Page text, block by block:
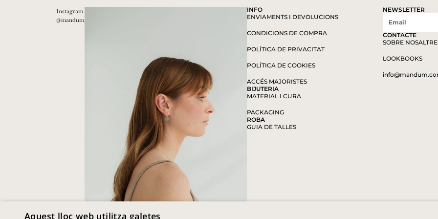
Instagram
@mandum__
INFO
ENVIAMENTS I DEVOLUCIONS
CONDICIONS DE COMPRA
POLÍTICA DE PRIVACITAT
POLÍTICA DE COOKIES
ACCÉS MAJORISTES
BIJUTERIA
MATERIAL I CURA
PACKAGING
ROBA
GUIA DE TALLES
NEWSLETTER
CONTACTE
SOBRE
LOOKBOOKS
Aquest lloc web utilitza galetes